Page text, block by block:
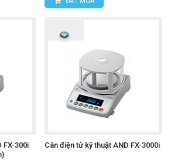
FX-300i
Cân điện tử kỹ thuật AND FX-3000i